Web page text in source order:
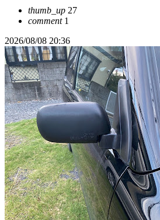
thumb_up 27
comment1
2026/08/08 20:36